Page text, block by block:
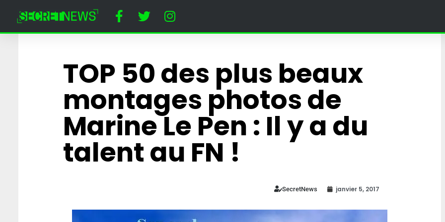
TOP 50 des plus beaux
montages photos de
Marine Le Pen : Il y a du
talent au FN !
SecretNews janvier 5, 2017
4 Fantastiques : une théorie
fans du MCU
Ce jour où Ozzy Osbourne a